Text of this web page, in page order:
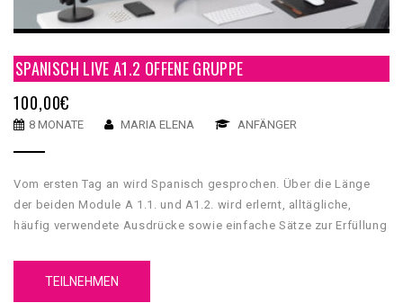
SPANISCH LIVE A1.2 OFFENE GRUPPE
100,00€
8 MONATE MARIA ELENA ANFÄNGER
Vom ersten Tag an wird Spanisch gesprochen. Über die Länge
der beiden Module A 1.1. und A1.2. wird erlernt, alltägliche,
häufig verwendete Ausdrücke sowie einfache Sätze zur Erfüllung
TEILNEHMEN